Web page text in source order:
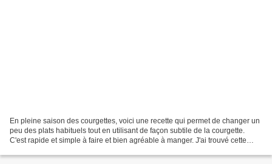
En pleine saison des courgettes, voici une recette qui permet de changer un
peu des plats habituels tout en utilisant de façon subtile de la courgette.
C'est rapide et simple à faire et bien agréable à manger. J'ai trouvé cette